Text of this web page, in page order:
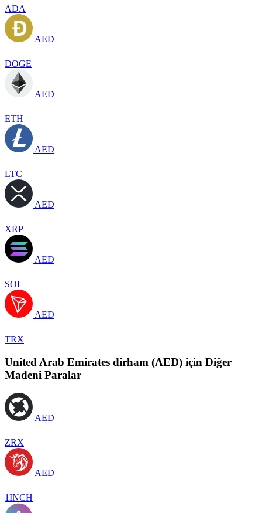
ADA
AED
DOGE
AED
ETH
AED
LTC
AED
XRP
AED
SOL
AED
TRX
United Arab Emirates dirham (AED) için Diğer
Madeni Paralar
AED
ZRX
AED
1INCH